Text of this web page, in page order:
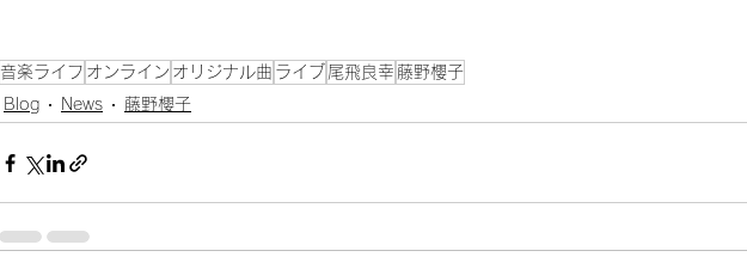
音楽ライフ オンライン オリジナル曲 ライブ 尾飛良幸 藤野櫻子
Blog
News 藤野櫻子